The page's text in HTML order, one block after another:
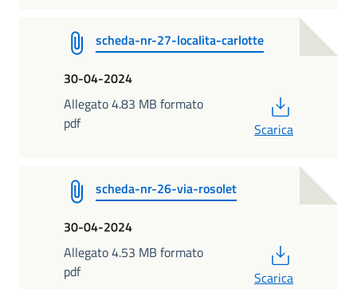
scheda-nr-27-localita-carlotte
30-04-2024
Allegato 4.83 MB formato
pdf
Scarica
scheda-nr-26-via-rosolet
30-04-2024
Allegato 4.53 MB formato
pdf
Scarica